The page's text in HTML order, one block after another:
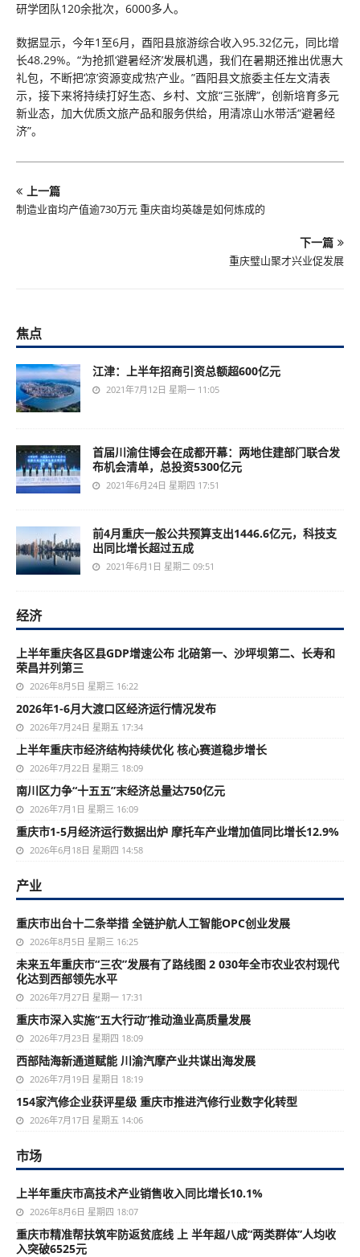
研学团队120余批次，6000多人。
数据显示，今年1至6月，酉阳县旅游综合收入95.32亿元，同比增
长48.29%。“为抢抓‘避暑经济’发展机遇，我们在暑期还推出优惠大
礼包，不断把‘凉’资源变成‘热’产业。”酉阳县文旅委主任左文清表
示，接下来将持续打好生态、乡村、文旅“三张牌”，创新培育多元
新业态，加大优质文旅产品和服务供给，用清凉山水带活“避暑经
济”。
上一篇
制造业亩均产值逾730万元 重庆亩均英雄是如何炼成的
下一篇
重庆璧山聚才兴业促发展
焦点
江津：上半年招商引资总额超600亿元
2021年7月12日 星期一 11:05
首届川渝住博会在成都开幕：两地住建部门联合发
布机会清单，总投资5300亿元
2021年6月24日 星期四 17:51
前4月重庆一般公共预算支出1446.6亿元，科技支
出同比增长超过五成
2021年6月1日 星期二 09:51
经济
上半年重庆各区县GDP增速公布 北碚第一、沙坪坝第二、长寿和
荣昌并列第三
2026年8月5日 星期三 16:22
2026年1-6月大渡口区经济运行情况发布
2026年7月24日 星期五 17:34
上半年重庆市经济结构持续优化 核心赛道稳步增长
2026年7月22日 星期三 18:09
南川区力争“十五五”末经济总量达750亿元
2026年7月1日 星期三 16:09
重庆市1-5月经济运行数据出炉 摩托车产业增加值同比增长12.9%
2026年6月18日 星期四 14:58
产业
重庆市出台十二条举措 全链护航人工智能OPC创业发展
2026年8月5日 星期三 16:25
未来五年重庆市“三农”发展有了路线图 2 030年全市农业农村现代
化达到西部领先水平
2026年7月27日 星期一 17:31
重庆市深入实施“五大行动”推动渔业高质量发展
2026年7月23日 星期四 18:09
西部陆海新通道赋能 川渝汽摩产业共谋出海发展
2026年7月19日 星期日 18:19
154家汽修企业获评星级 重庆市推进汽修行业数字化转型
2026年7月17日 星期五 14:06
市场
上半年重庆市高技术产业销售收入同比增长10.1%
2026年8月6日 星期四 18:07
重庆市精准帮扶筑牢防返贫底线 上 半年超八成“两类群体”人均收
入突破6525元